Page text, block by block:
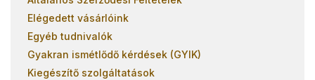
Elégedett vásárlóink
Egyéb tudnivalók
Gyakran ismétlődő kérdések (GYIK)
Kiegészítő szolgáltatások